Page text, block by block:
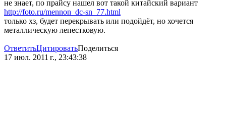
не знает, по прайсу нашел вот такой китайский вариант
http://foto.ru/mennon_dc-sn_77.html
только хз, будет перекрывать или подойдёт, но хочется
металлическую лепестковую.
ОтветитьЦитироватьПоделиться
17 июл. 2011 г., 23:43:38